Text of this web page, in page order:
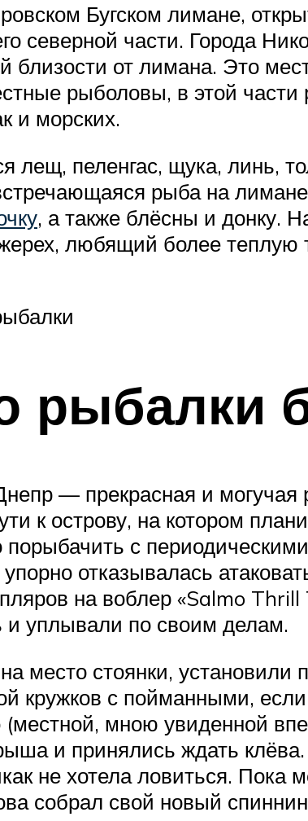
Бугском лимане,
северной части. Города
близости от лимана. Это
рыболовы, в этой
и морских.
лещ, пеленгас, щука, линь,
рыба на
, а также блёсны и донку.
любящий более теплую
рыбалки
— прекрасная и могучая
к острову, на котором
с
отказывалась
на воблер «Salmo
и уплывали по своим делам.
место стоянки,
кружков с пойманными,
мною увиденной
и принялись ждать
не хотела ловиться. Пока
собрал свой новый